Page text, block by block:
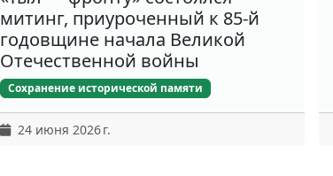
митинг, приуроченный к 85-й
годовщине начала Великой
Отечественной войны
Сохранение исторической памяти
24 июня 2026 г.